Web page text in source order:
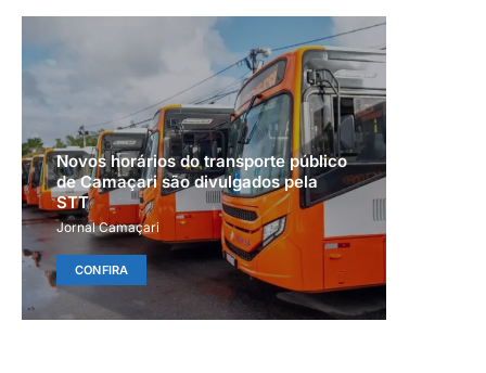
Novos horários do transporte público
de Camaçari são divulgados pela
STT
Jornal Camaçari
CONFIRA